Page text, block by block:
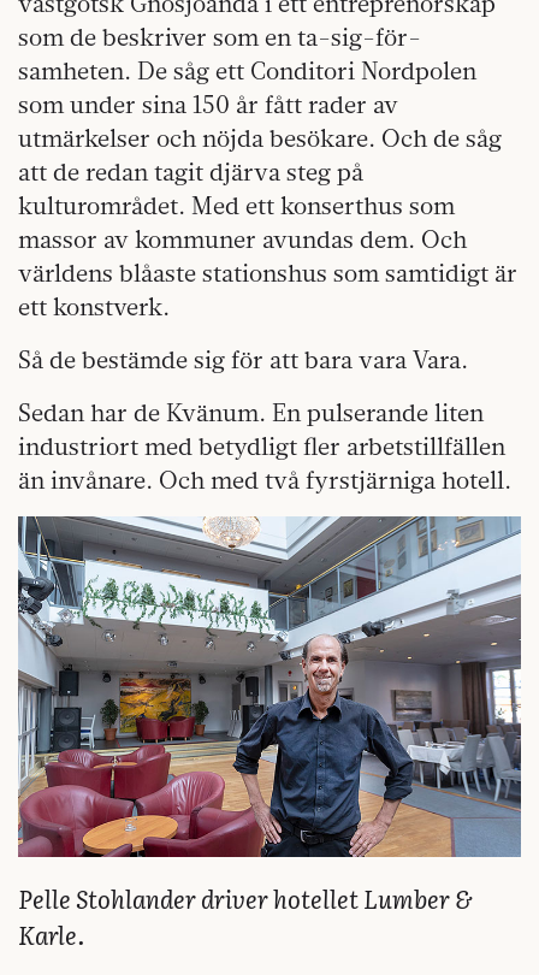
som de beskriver som en ta-sig-för-
samheten. De såg ett Conditori Nordpolen
som under sina 150 år fått rader av
utmärkelser och nöjda besökare. Och de såg
att de redan tagit djärva steg på
kulturområdet. Med ett konserthus som
massor av kommuner avundas dem. Och
världens blåaste stationshus som samtidigt är
ett konstverk.
Så de bestämde sig för att bara vara Vara.
Sedan har de Kvänum. En pulserande liten
industriort med betydligt fler arbetstillfällen
än invånare. Och med två fyrstjärniga hotell.
Pelle Stohlander driver hotellet Lumber &
Karle.